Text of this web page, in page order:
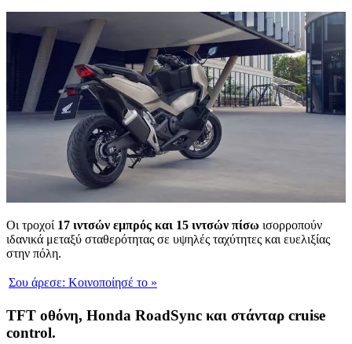
Οι τροχοί 17 ιντσών εμπρός και 15 ιντσών πίσω ισορροπούν
ιδανικά μεταξύ σταθερότητας σε υψηλές ταχύτητες και ευελιξίας
στην πόλη.
Σου άρεσε: Κοινοποίησέ το »
TFT οθόνη, Honda RoadSync και στάνταρ cruise
control.